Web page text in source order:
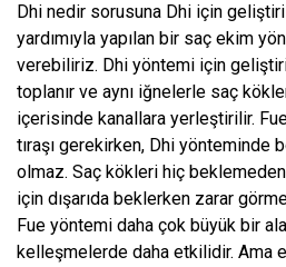
Dhi nedir sorusuna Dhi için
yardımıyla yapılan bir saç ekim
verebiliriz. Dhi yöntemi için
toplanır ve aynı iğnelerle saç
içerisinde kanallara yerleştirilir.
tıraşı gerekirken, Dhi yönteminde
olmaz. Saç kökleri hiç
için dışarıda beklerken zarar
Fue yöntemi daha çok büyük bir
kelleşmelerde daha etkilidir. Ama